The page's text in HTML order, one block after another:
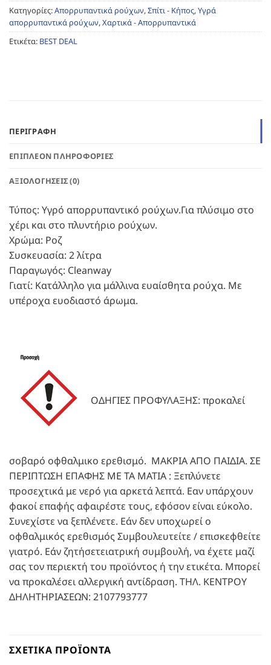
Κατηγορίες:Απορρυπαντικά ρούχων,Σπίτι - Κήπος,Υγρά
απορρυπαντικά ρούχων,Χαρτικά - Απορρυπαντικά
Ετικέτα: BEST DEAL
ΠΕΡΙΓΡΑΦΉ
ΕΠΙΠΛΈΟΝ ΠΛΗΡΟΦΟΡΊΕΣ
ΑΞΙΟΛΟΓΉΣΕΙΣ (0)
Τύπος: Υγρό απορρυπαντικό ρούχων.Για πλύσιμο στο
χέρι και στο πλυντήριο ρούχων.
Χρώμα: Ροζ
Συσκευασία: 2 λίτρα
Παραγωγός: Cleanway
Γιατί: Κατάλληλο για μάλλινα ευαίσθητα ρούχα. Με
υπέροχα ευοδιαστό άρωμα.
ΟΔΗΓΙΕΣ ΠΡΟΦΥΛΑΞΗΣ: προκαλεί
σοβαρό οφθαλμικο ερεθισμό. ΜΑΚΡΙΑ ΑΠΟ ΠΑΙΔΙΑ. ΣΕ
ΠΕΡΙΠΤΩΣΗ ΕΠΑΦΗΣ ΜΕ ΤΑ ΜΑΤΙΑ : Ξεπλύνετε
προσεχτικά με νερό για αρκετά λεπτά. Εαν υπάρχουν
φακοί επαφής αφαιρέστε τους, εφόσον είναι εύκολο.
Συνεχίστε να ξεπλένετε. Εάν δεν υποχωρεί ο
οφθαλμικός ερεθισμός Συμβουλευτείτε / επισκεφθείτε
γιατρό. Εάν ζητήσετειατρική συμβουλή, να έχετε μαζί
σας τον περιεκτή του προϊόντος ή την ετικέτα. Μπορεί
να προκαλέσει αλλεργική αντίδραση. ΤΗΛ. ΚΕΝΤΡΟΥ
ΔΗΛΗΤΗΡΙΑΣΕΩΝ: 2107793777
ΣΧΕΤΙΚΆ ΠΡΟΪΌΝΤΑ